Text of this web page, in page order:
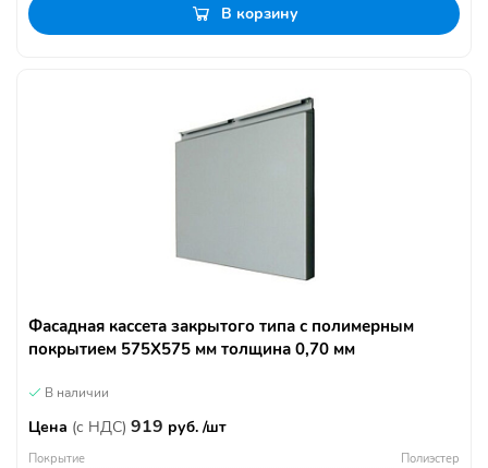
В корзину
Фасадная кассета закрытого типа с полимерным
покрытием 575Х575 мм толщина 0,70 мм
В наличии
Цена (с НДС) 919 руб. /шт
Покрытие Полиэстер